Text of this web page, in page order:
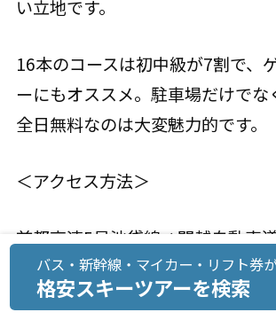
い立地です。
16本のコースは初中級が7割で、
ーにもオススメ。駐車場だけでな
全日無料なのは大変魅力的です。
＜アクセス方法＞
首都高速5号池袋線⇒関越自動車
道268号線⇒県道540号線⇒湯沢
バス・新幹線・マイカー・リフト券
格安スキーツアーを検索